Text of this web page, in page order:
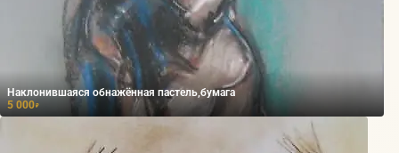
Наклонившаяся обнажённая пастель,бумага
5 000₽